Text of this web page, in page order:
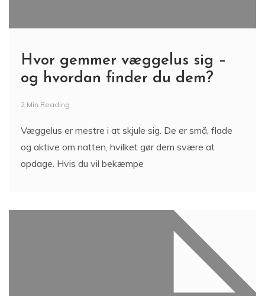
Hvor gemmer væggelus sig –
og hvordan finder du dem?
2 Min Reading
Væggelus er mestre i at skjule sig. De er små, flade
og aktive om natten, hvilket gør dem svære at
opdage. Hvis du vil bekæmpe